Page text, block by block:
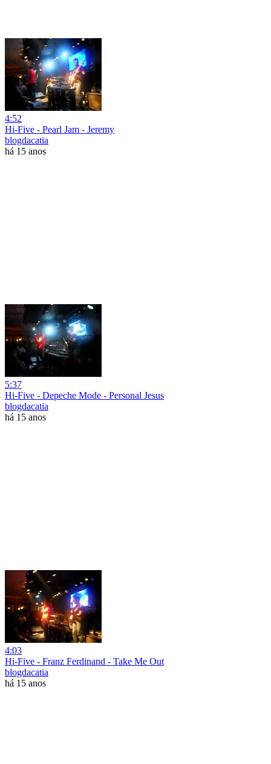
4:52
Hi-Five - Pearl Jam - Jeremy
blogdacatia
há 15 anos
5:37
Hi-Five - Depeche Mode - Personal Jesus
blogdacatia
há 15 anos
4:03
Hi-Five - Franz Ferdinand - Take Me Out
blogdacatia
há 15 anos